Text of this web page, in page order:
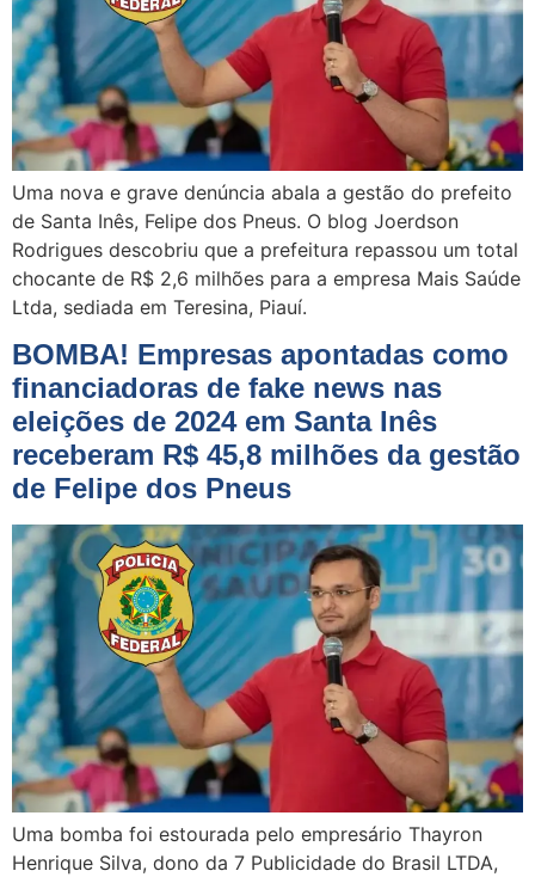
Uma nova e grave denúncia abala a gestão do prefeito
de Santa Inês, Felipe dos Pneus. O blog Joerdson
Rodrigues descobriu que a prefeitura repassou um total
chocante de R$ 2,6 milhões para a empresa Mais Saúde
Ltda, sediada em Teresina, Piauí.
BOMBA! Empresas apontadas como
financiadoras de fake news nas
eleições de 2024 em Santa Inês
receberam R$ 45,8 milhões da gestão
de Felipe dos Pneus
Uma bomba foi estourada pelo empresário Thayron
Henrique Silva, dono da 7 Publicidade do Brasil LTDA,